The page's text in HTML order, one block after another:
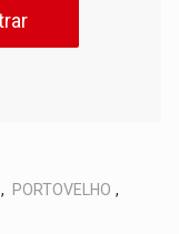
, PORTOVELHO ,